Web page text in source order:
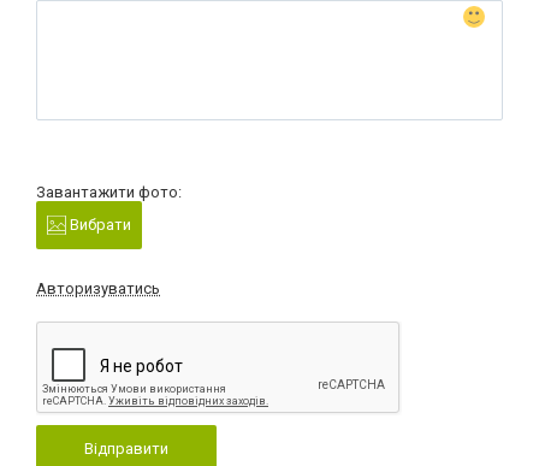
Завантажити фото:
Вибрати
Авторизуватись
Відправити